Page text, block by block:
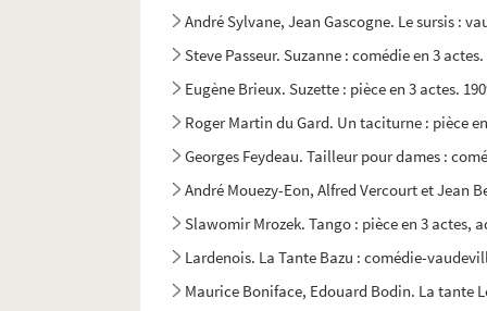
André Sylvane, Jean Gascogne. Le sursis :
Steve Passeur. Suzanne : comédie en 3 actes.
Eugène Brieux. Suzette : pièce en 3 actes.
Roger Martin du Gard. Un taciturne : pièce
Georges Feydeau. Tailleur pour dames :
André Mouezy-Eon, Alfred Vercourt et Jean
Slawomir Mrozek. Tango : pièce en 3 actes,
Lardenois. La Tante Bazu : comédie-
Maurice Boniface, Edouard Bodin. La tante